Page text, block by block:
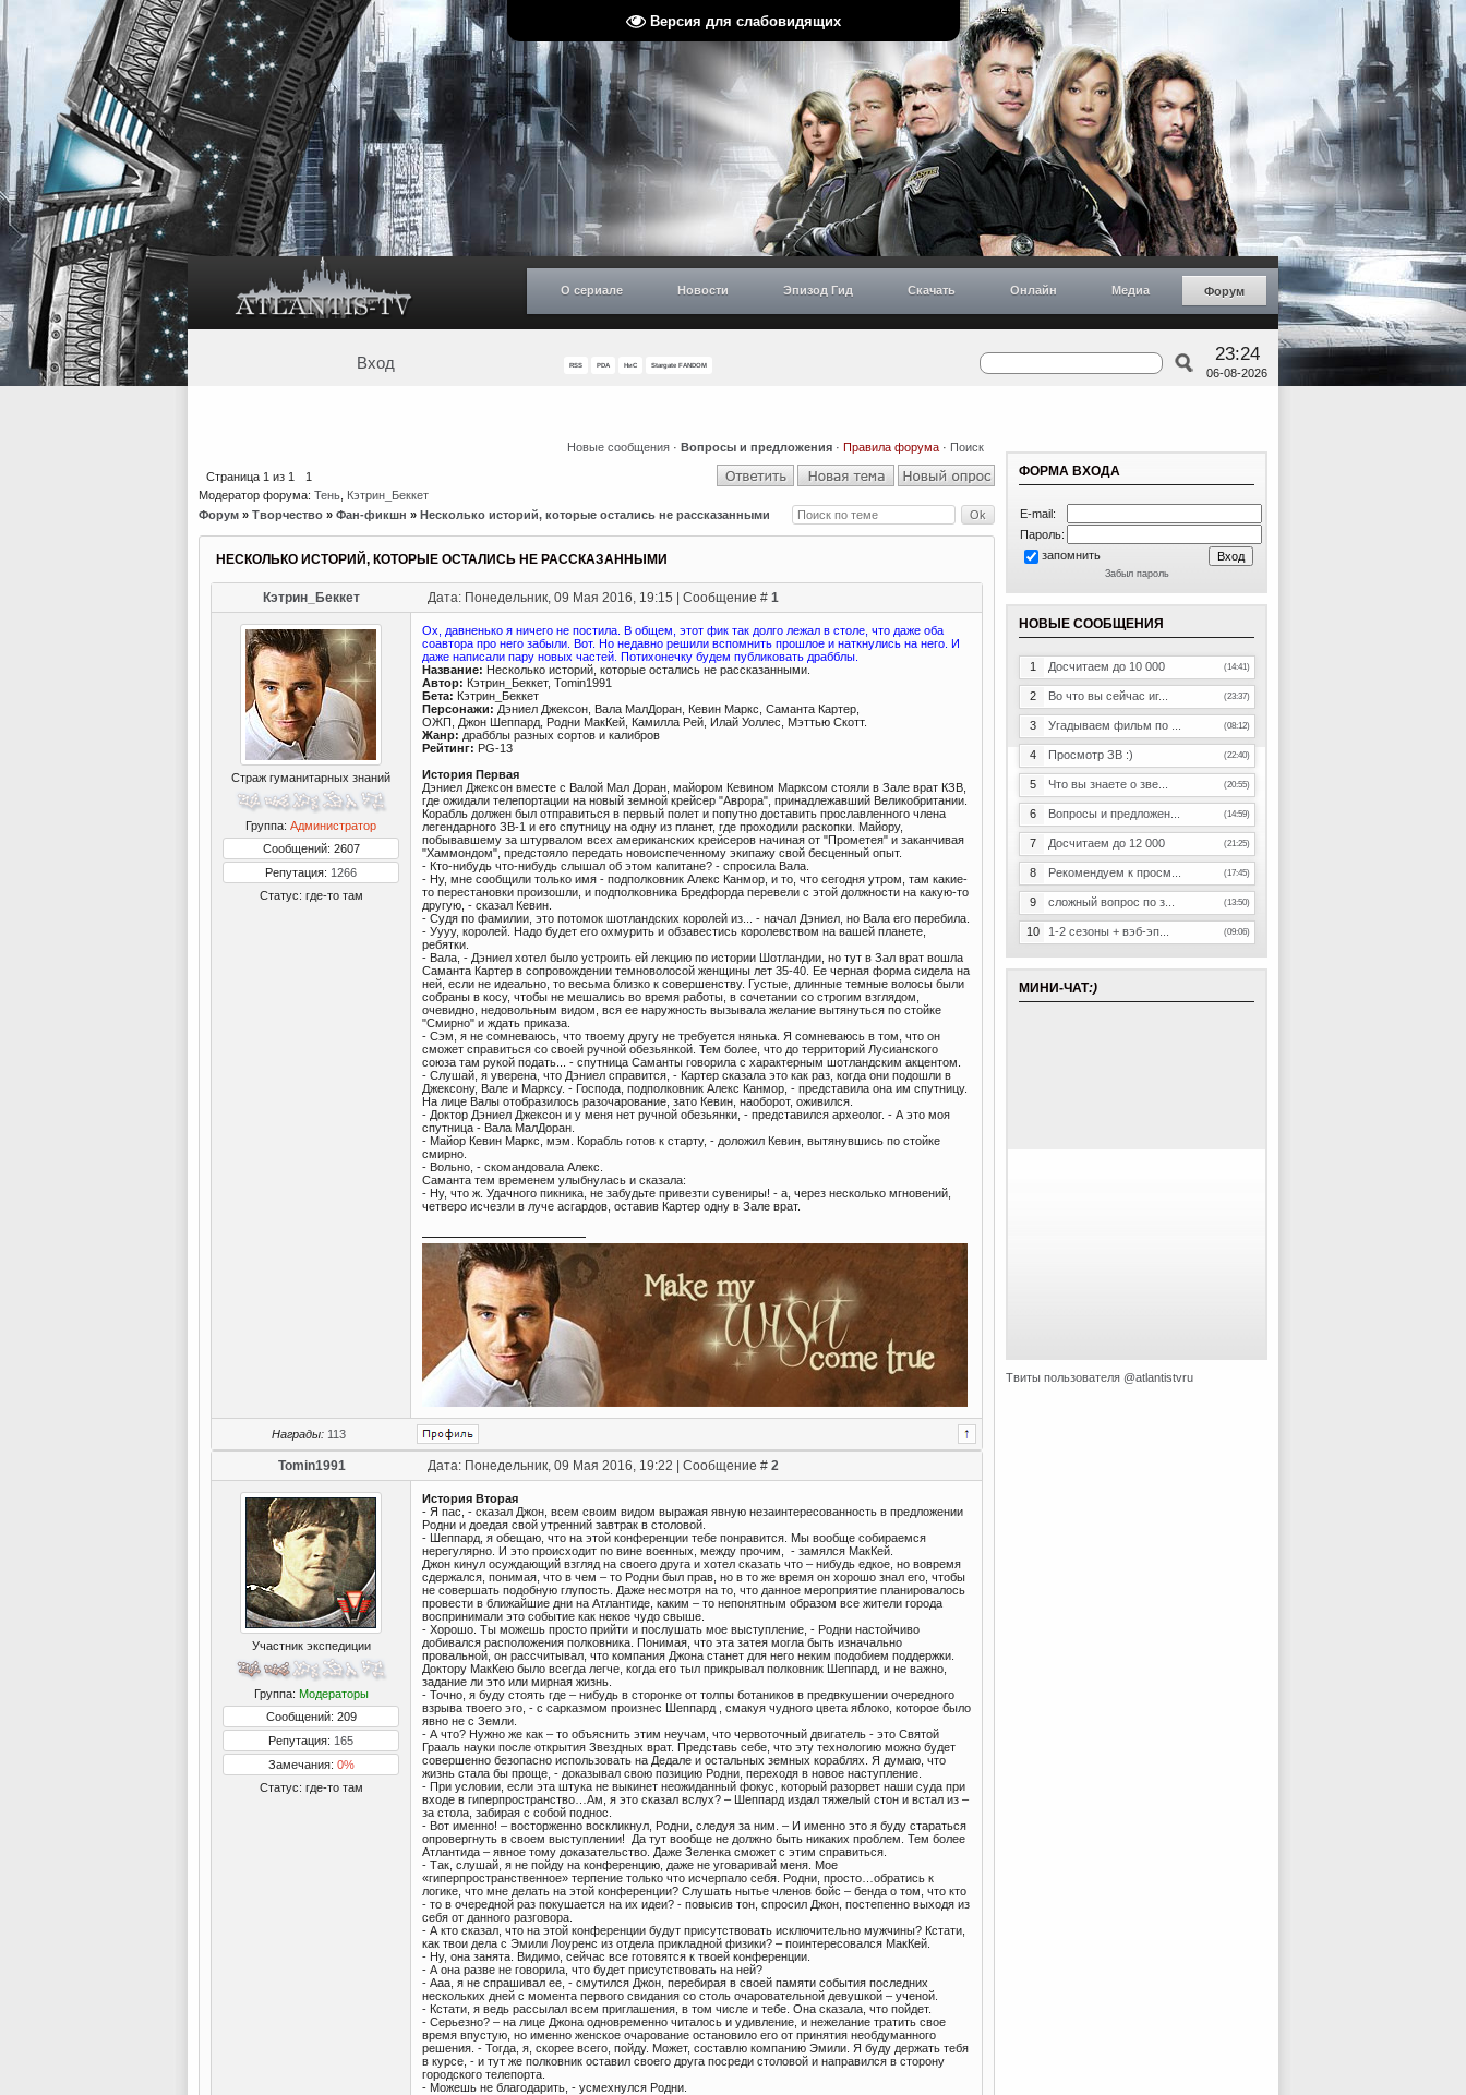
Версия для слабовидящих
О сериале Новости Эпизод Гид Скачать Онлайн Медиа Форум
Вход RSS PDA НиС Stargate FANDOM
23:24
06-08-2026
Новые сообщения · Вопросы и предложения · Правила форума · Поиск
Страница 1 из 1
1
Модератор форума: Тень Кэтрин_Беккет
Форум » Творчество » Фан-фикшн » Несколько историй, которые остались не рассказанными
НЕСКОЛЬКО ИСТОРИЙ, КОТОРЫЕ ОСТАЛИСЬ НЕ РАССКАЗАННЫМИ
Кэтрин_Беккет Дата: Понедельник, 09 Мая 2016, 19:15 | Сообщение # 1
Страж гуманитарных знаний
Группа: Администратор
Сообщений: 2607
Репутация: 1266
Статус: где-то там
Ох, давненько я ничего не постила. В общем, этот фик так долго лежал в столе, что даже оба
соавтора про него забыли. Вот. Но недавно решили вспомнить прошлое и наткнулись на него. И
даже написали пару новых частей. Потихонечку будем публиковать драбблы.
Название: Несколько историй, которые остались не рассказанными.
Автор: Кэтрин_Беккет, Tomin1991
Бета: Кэтрин_Беккет
Персонажи: Дэниел Джексон, Вала МалДоран, Кевин Маркс, Саманта Картер,
ОЖП, Джон Шеппард, Родни МакКей, Камилла Рей, Илай Уоллес, Мэттью Скотт.
Жанр: драбблы разных сортов и калибров
Рейтинг: PG-13
История Первая
Дэниел Джексон вместе с Валой Мал Доран, майором Кевином Марксом стояли в Зале врат КЗВ,
где ожидали телепортации на новый земной крейсер "Аврора", принадлежавший Великобритании.
Корабль должен был отправиться в первый полет и попутно доставить прославленного члена
легендарного ЗВ-1 и его спутницу на одну из планет, где проходили раскопки. Майору,
побывавшему за штурвалом всех американских крейсеров начиная от "Прометея" и заканчивая
"Хаммондом", предстояло передать новоиспеченному экипажу свой бесценный опыт.
- Кто-нибудь что-нибудь слышал об этом капитане? - спросила Вала.
- Ну, мне сообщили только имя - подполковник Алекс Канмор, и то, что сегодня утром, там какие-
то перестановки произошли, и подполковника Бредфорда перевели с этой должности на какую-то
другую, - сказал Кевин.
- Судя по фамилии, это потомок шотландских королей из... - начал Дэниел, но Вала его перебила.
- Уууу, королей. Надо будет его охмурить и обзавестись королевством на вашей планете,
ребятки.
- Вала, - Дэниел хотел было устроить ей лекцию по истории Шотландии, но тут в Зал врат вошла
Саманта Картер в сопровождении темноволосой женщины лет 35-40. Ее черная форма сидела на
ней, если не идеально, то весьма близко к совершенству. Густые, длинные темные волосы были
собраны в косу, чтобы не мешались во время работы, в сочетании со строгим взглядом,
очевидно, недовольным видом, вся ее наружность вызывала желание вытянуться по стойке
"Смирно" и ждать приказа.
- Сэм, я не сомневаюсь, что твоему другу не требуется нянька. Я сомневаюсь в том, что он
сможет справиться со своей ручной обезьянкой. Тем более, что до территорий Лусианского
союза там рукой подать... - спутница Саманты говорила с характерным шотландским акцентом.
- Слушай, я уверена, что Дэниел справится, - Картер сказала это как раз, когда они подошли в
Джексону, Вале и Марксу. - Господа, подполковник Алекс Канмор, - представила она им спутницу.
На лице Валы отобразилось разочарование, зато Кевин, наоборот, оживился.
- Доктор Дэниел Джексон и у меня нет ручной обезьянки, - представился археолог. - А это моя
спутница - Вала МалДоран.
- Майор Кевин Маркс, мэм. Корабль готов к старту, - доложил Кевин, вытянувшись по стойке
смирно.
- Вольно, - скомандовала Алекс.
Саманта тем временем улыбнулась и сказала:
- Ну, что ж. Удачного пикника, не забудьте привезти сувениры! - а, через несколько мгновений,
четверо исчезли в луче асгардов, оставив Картер одну в Зале врат.
Награды: 113
Tomin1991 Дата: Понедельник, 09 Мая 2016, 19:22 | Сообщение # 2
Участник экспедиции
Группа: Модераторы
Сообщений: 209
Репутация: 165
Замечания: 0%
Статус: где-то там
История Вторая
- Я пас, - сказал Джон, всем своим видом выражая явную незаинтересованность в предложении
Родни и доедая свой утренний завтрак в столовой.
- Шеппард, я обещаю, что на этой конференции тебе понравится. Мы вообще собираемся
нерегулярно. И это происходит по вине военных, между прочим, - замялся МакКей.
Джон кинул осуждающий взгляд на своего друга и хотел сказать что – нибудь едкое, но вовремя
сдержался, понимая, что в чем – то Родни был прав, но в то же время он хорошо знал его, чтобы
не совершать подобную глупость. Даже несмотря на то, что данное мероприятие планировалось
провести в ближайшие дни на Атлантиде, каким – то непонятным образом все жители города
воспринимали это событие как некое чудо свыше.
- Хорошо. Ты можешь просто прийти и послушать мое выступление, - Родни настойчиво
добивался расположения полковника. Понимая, что эта затея могла быть изначально
провальной, он рассчитывал, что компания Джона станет для него неким подобием поддержки.
Доктору МакКею было всегда легче, когда его тыл прикрывал полковник Шеппард, и не важно,
задание ли это или мирная жизнь.
- Точно, я буду стоять где – нибудь в сторонке от толпы ботаников в предвкушении очередного
взрыва твоего эго, - с сарказмом произнес Шеппард , смакуя чудного цвета яблоко, которое было
явно не с Земли.
- А что? Нужно же как – то объяснить этим неучам, что червоточный двигатель - это Святой
Грааль науки после открытия Звездных врат. Представь себе, что эту технологию можно будет
совершенно безопасно использовать на Дедале и остальных земных кораблях. Я думаю, что
жизнь стала бы проще, - доказывал свою позицию Родни, переходя в новое наступление.
- При условии, если эта штука не выкинет неожиданный фокус, который разорвет наши суда при
входе в гиперпространство…Ам, я это сказал вслух? – Шеппард издал тяжелый стон и встал из –
за стола, забирая с собой поднос.
- Вот именно! – восторженно воскликнул, Родни, следуя за ним. – И именно это я буду стараться
опровергнуть в своем выступлении! Да тут вообще не должно быть никаких проблем. Тем более
Атлантида – явное тому доказательство. Даже Зеленка сможет с этим справиться.
- Так, слушай, я не пойду на конференцию, даже не уговаривай меня. Мое
«гиперпространственное» терпение только что исчерпало себя. Родни, просто…обратись к
логике, что мне делать на этой конференции? Слушать нытье членов бойс – бенда о том, что кто
- то в очередной раз покушается на их идеи? - повысив тон, спросил Джон, постепенно выходя из
себя от данного разговора.
- А кто сказал, что на этой конференции будут присутствовать исключительно мужчины? Кстати,
как твои дела с Эмили Лоуренс из отдела прикладной физики? – поинтересовался МакКей.
- Ну, она занята. Видимо, сейчас все готовятся к твоей конференции.
- А она разве не говорила, что будет присутствовать на ней?
- Ааа, я не спрашивал ее, - смутился Джон, перебирая в своей памяти события последних
нескольких дней с момента первого свидания со столь очаровательной девушкой – ученой.
- Кстати, я ведь рассылал всем приглашения, в том числе и тебе. Она сказала, что пойдет.
- Серьезно? – на лице Джона одновременно читалось и удивление, и нежелание тратить свое
время впустую, но именно женское очарование остановило его от принятия необдуманного
решения. - Тогда, я, скорее всего, пойду. Может, составлю компанию Эмили. Я буду держать тебя
в курсе, - и тут же полковник оставил своего друга посреди столовой и направился в сторону
городского телепорта.
- Можешь не благодарить, - усмехнулся Родни.
ФОРМА ВХОДА
E-mail:
Пароль:
запомнить
Забыл пароль
НОВЫЕ СООБЩЕНИЯ
1 Досчитаем до 10 000 (14:41)
2 Во что вы сейчас иг... (23:37)
3 Угадываем фильм по ... (08:12)
4 Просмотр ЗВ :) (22:40)
5 Что вы знаете о зве... (20:55)
6 Вопросы и предложен... (14:59)
7 Досчитаем до 12 000 (21:25)
8 Рекомендуем к просм... (17:45)
9 сложный вопрос по з... (13:50)
10 1-2 сезоны + вэб-эп... (09:06)
МИНИ-ЧАТ:)
Твиты пользователя @atlantistvru